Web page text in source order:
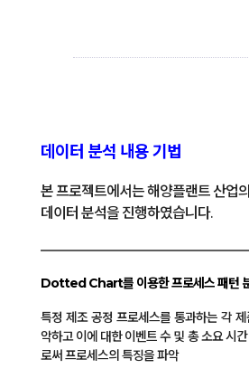
데이터 분석 내용 기법
본 프로젝트에서는 해양플랜트 산업
데이터 분석을 진행하였습니다.
Dotted Chart를 이용한 프로세스 패턴
특정 제조 공정 프로세스를 통과하는 각
악하고 이에 대한 이벤트 수 및 총 소요 시
로써 프로세스의 특징을 파악